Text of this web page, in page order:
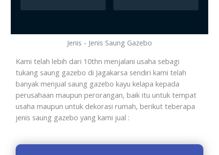
Jenis - Jenis Saung Gazebo
Kami telah lebih dari 10thn menjalani usaha sebagi
tukang saung gazebo di Jagakarsa sendiri kami telah
banyak menjual saung gazebo kayu kelapa kepada
perusahaan maupun perorangan, baik itu untuk tempat
usaha maupun untuk dekorasi rumah, berikut teberapa
jenis saung gazebo yang kami jual :